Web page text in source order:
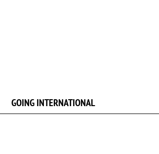
GOING INTERNATIONAL